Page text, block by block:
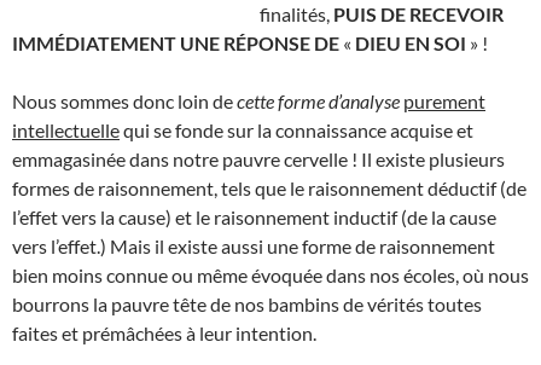
finalités, PUIS DE RECEVOIR
IMMÉDIATEMENT UNE RÉPONSE DE « DIEU EN SOI » !
Nous sommes donc loin decette formed’analyse purement
intellectuellequi se fonde sur la connaissance acquise et
emmagasinée dans notre pauvre cervelle ! Il existe plusieurs
formes de raisonnement, tels que le raisonnement déductif (de
l’effet vers la cause) et le raisonnement inductif (de la cause
vers l’effet.) Mais il existe aussi une forme de raisonnement
bien moins connue ou même évoquée dans nos écoles, où nous
bourrons la pauvre tête de nos bambins de vérités toutes
faites et prémâchées à leur intention.